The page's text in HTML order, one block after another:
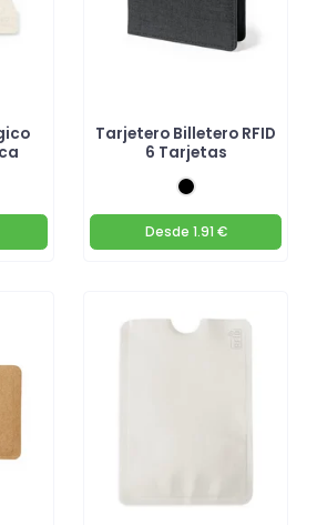
Tarjetero Billetero RFID
6 Tarjetas
Desde 1.91 €